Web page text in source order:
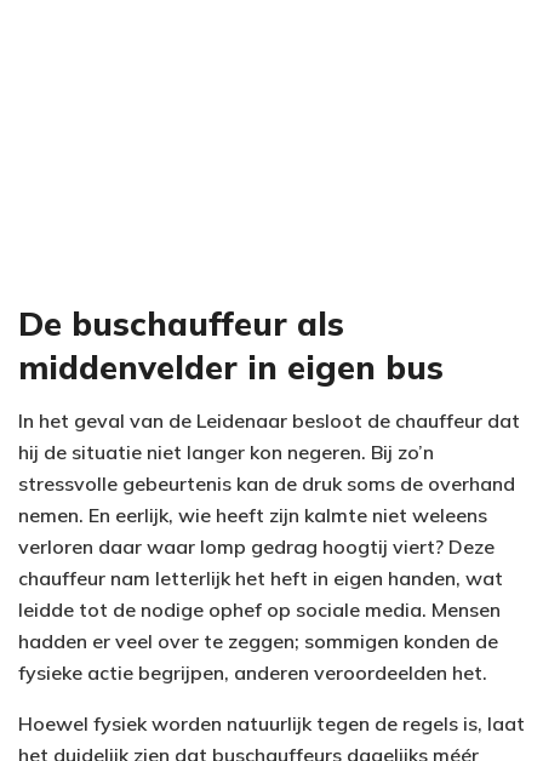
De buschauffeur als
middenvelder in eigen bus
In het geval van de Leidenaar besloot de chauffeur dat
hij de situatie niet langer kon negeren. Bij zo’n
stressvolle gebeurtenis kan de druk soms de overhand
nemen. En eerlijk, wie heeft zijn kalmte niet weleens
verloren daar waar lomp gedrag hoogtij viert? Deze
chauffeur nam letterlijk het heft in eigen handen, wat
leidde tot de nodige ophef op sociale media. Mensen
hadden er veel over te zeggen; sommigen konden de
fysieke actie begrijpen, anderen veroordeelden het.
Hoewel fysiek worden natuurlijk tegen de regels is, laat
het duidelijk zien dat buschauffeurs dagelijks méér